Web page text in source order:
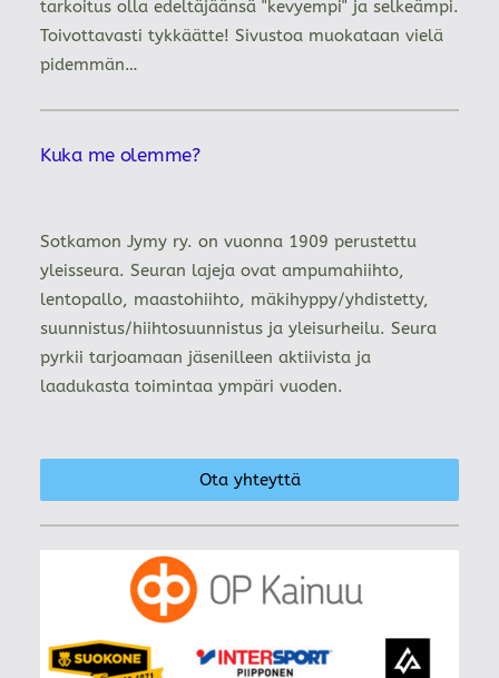
tarkoitus olla edeltäjäänsä "kevyempi" ja selkeämpi.
Toivottavasti tykkäätte! Sivustoa muokataan vielä
pidemmän…
Kuka me olemme?
Sotkamon Jymy ry. on vuonna 1909 perustettu
yleisseura. Seuran lajeja ovat ampumahiihto,
lentopallo, maastohiihto, mäkihyppy/yhdistetty,
suunnistus/hiihtosuunnistus ja yleisurheilu. Seura
pyrkii tarjoamaan jäsenilleen aktiivista ja
laadukasta toimintaa ympäri vuoden.
Ota yhteyttä